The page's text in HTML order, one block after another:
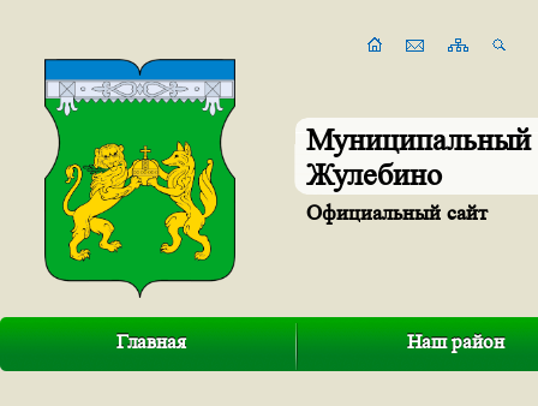
Муниципальный
Жулебино
Официальный сайт
Главная Наш район